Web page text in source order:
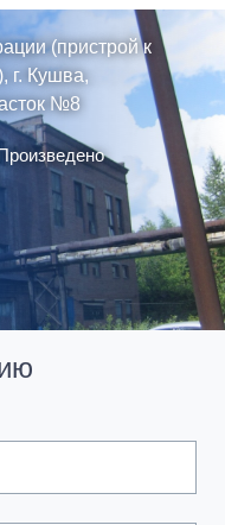
(пристрой к
г. Кушва,
№8
ДОФ-1 ОАО